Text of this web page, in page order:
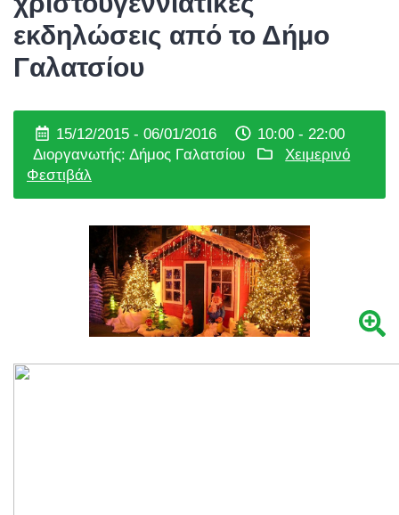
εκδηλώσεις από το Δήμο
Γαλατσίου
15/12/2015 - 06/01/2016
10:00 - 22:00
Διοργανωτής: Δήμος Γαλατσίου
Χειμερινό
Φεστιβάλ